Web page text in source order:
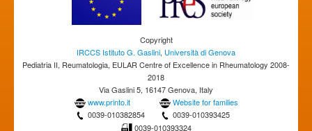
Copyright
IRCCS Istituto G. Gaslini, Università di Genova
Pediatria II, Reumatologia, EULAR Centre of Excellence in Rheumatology 2008-
2018
Via Gaslini 5, 16147 Genova, Italy
www.printo.it
Website for families
0039-010382854
0039-010393425
0039-010393324